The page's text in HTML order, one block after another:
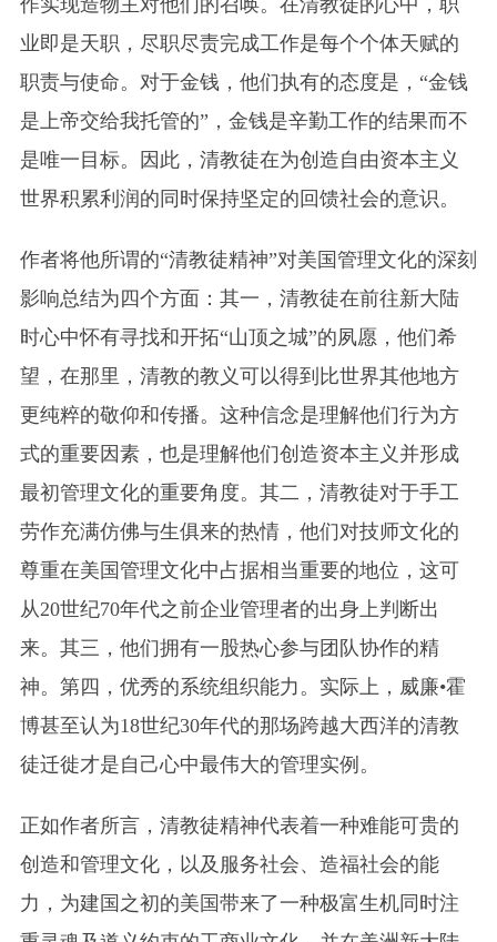
作实现造物主对他们的召唤。在清教徒的心中，职
业即是天职，尽职尽责完成工作是每个个体天赋的
职责与使命。对于金钱，他们执有的态度是，“金钱
是上帝交给我托管的”，金钱是辛勤工作的结果而不
是唯一目标。因此，清教徒在为创造自由资本主义
世界积累利润的同时保持坚定的回馈社会的意识。
作者将他所谓的“清教徒精神”对美国管理文化的深刻
影响总结为四个方面：其一，清教徒在前往新大陆
时心中怀有寻找和开拓“山顶之城”的夙愿，他们希
望，在那里，清教的教义可以得到比世界其他地方
更纯粹的敬仰和传播。这种信念是理解他们行为方
式的重要因素，也是理解他们创造资本主义并形成
最初管理文化的重要角度。其二，清教徒对于手工
劳作充满仿佛与生俱来的热情，他们对技师文化的
尊重在美国管理文化中占据相当重要的地位，这可
从20世纪70年代之前企业管理者的出身上判断出
来。其三，他们拥有一股热心参与团队协作的精
神。第四，优秀的系统组织能力。实际上，威廉•霍
博甚至认为18世纪30年代的那场跨越大西洋的清教
徒迁徙才是自己心中最伟大的管理实例。
正如作者所言，清教徒精神代表着一种难能可贵的
创造和管理文化，以及服务社会、造福社会的能
力，为建国之初的美国带来了一种极富生机同时注